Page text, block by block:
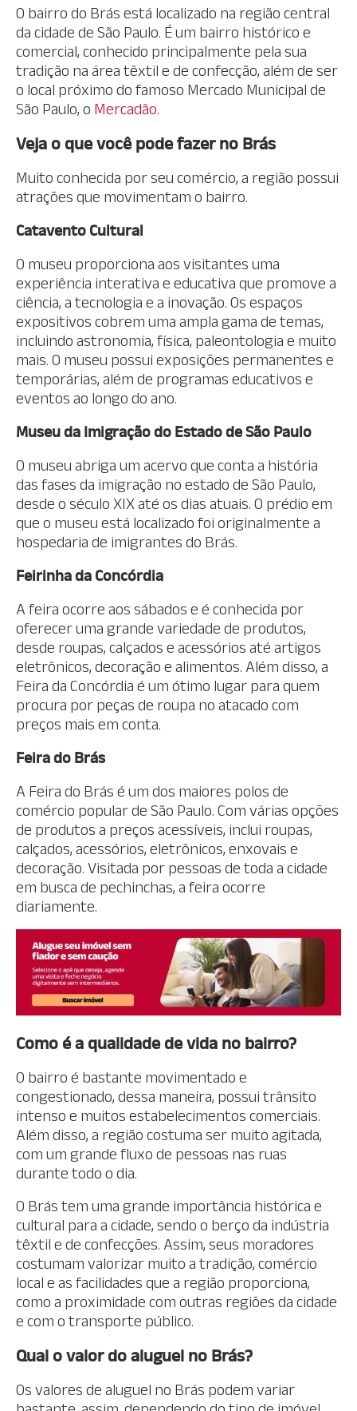
O bairro do Brás está localizado na região central
da cidade de São Paulo. É um bairro histórico e
comercial, conhecido principalmente pela sua
tradição na área têxtil e de confecção, além de ser
o local próximo do famoso Mercado Municipal de
São Paulo, o Mercadão.
Veja o que você pode fazer no Brás
Muito conhecida por seu comércio, a região possui
atrações que movimentam o bairro.
Catavento Cultural
O museu proporciona aos visitantes uma
experiência interativa e educativa que promove a
ciência, a tecnologia e a inovação. Os espaços
expositivos cobrem uma ampla gama de temas,
incluindo astronomia, física, paleontologia e muito
mais. O museu possui exposições permanentes e
temporárias, além de programas educativos e
eventos ao longo do ano.
Museu da Imigração do Estado de São Paulo
O museu abriga um acervo que conta a história
das fases da imigração no estado de São Paulo,
desde o século XIX até os dias atuais. O prédio em
que o museu está localizado foi originalmente a
hospedaria de imigrantes do Brás.
Feirinha da Concórdia
A feira ocorre aos sábados e é conhecida por
oferecer uma grande variedade de produtos,
desde roupas, calçados e acessórios até artigos
eletrônicos, decoração e alimentos. Além disso, a
Feira da Concórdia é um ótimo lugar para quem
procura por peças de roupa no atacado com
preços mais em conta.
Feira do Brás
A Feira do Brás é um dos maiores polos de
comércio popular de São Paulo. Com várias opções
de produtos a preços acessíveis, inclui roupas,
calçados, acessórios, eletrônicos, enxovais e
decoração. Visitada por pessoas de toda a cidade
em busca de pechinchas, a feira ocorre
diariamente.
Como é a qualidade de vida no bairro?
O bairro é bastante movimentado e
congestionado, dessa maneira, possui trânsito
intenso e muitos estabelecimentos comerciais.
Além disso, a região costuma ser muito agitada,
com um grande fluxo de pessoas nas ruas
durante todo o dia.
O Brás tem uma grande importância histórica e
cultural para a cidade, sendo o berço da indústria
têxtil e de confecções. Assim, seus moradores
costumam valorizar muito a tradição, comércio
local e as facilidades que a região proporciona,
como a proximidade com outras regiões da cidade
e com o transporte público.
Qual o valor do aluguel no Brás?
Os valores de aluguel no Brás podem variar